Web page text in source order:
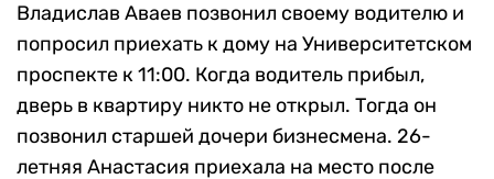
Владислав Аваев позвонил своему водителю и
попросил приехать к дому на Университетском
проспекте к 11:00. Когда водитель прибыл,
дверь в квартиру никто не открыл. Тогда он
позвонил старшей дочери бизнесмена. 26-
летняя Анастасия приехала на место после